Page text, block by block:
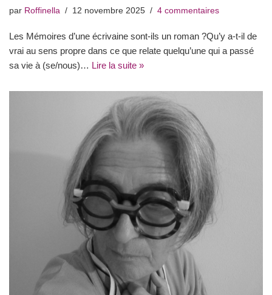
par Roffinella 12 novembre 2025 4 commentaires
Les Mémoires d’une écrivaine sont-ils un roman ?Qu’y a-t-il de
vrai au sens propre dans ce que relate quelqu’une qui a passé
sa vie à (se/nous)… Lire la suite »